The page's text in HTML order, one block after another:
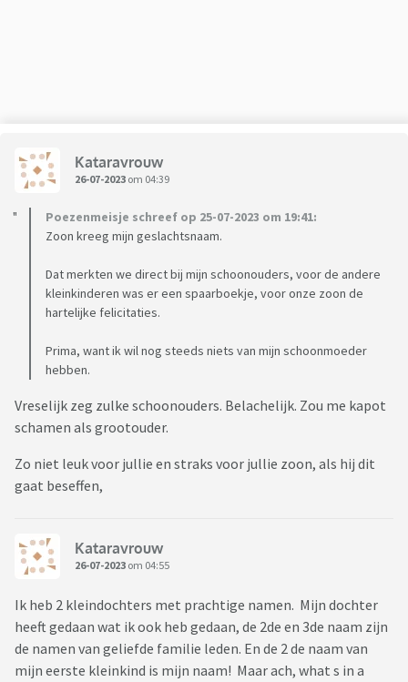
Kataravrouw
26-07-2023 om 04:39
Poezenmeisje schreef op 25-07-2023 om 19:41:
Zoon kreeg mijn geslachtsnaam.
Dat merkten we direct bij mijn schoonouders, voor de andere
kleinkinderen was er een spaarboekje, voor onze zoon de
hartelijke felicitaties.
Prima, want ik wil nog steeds niets van mijn schoonmoeder
hebben.
Vreselijk zeg zulke schoonouders. Belachelijk. Zou me kapot
schamen als grootouder.
Zo niet leuk voor jullie en straks voor jullie zoon, als hij dit
gaat beseffen,
Kataravrouw
26-07-2023 om 04:55
Ik heb 2 kleindochters met prachtige namen. Mijn dochter
heeft gedaan wat ik ook heb gedaan, de 2de en 3de naam zijn
de namen van geliefde familie leden. En de 2 de naam van
mijn eerste kleinkind is mijn naam! Maar ach, what s in a